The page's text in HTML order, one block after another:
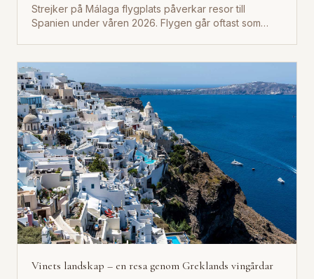
Strejker på Málaga flygplats påverkar resor till
Spanien under våren 2026. Flygen går oftast som
Vinets landskap – en resa genom Greklands vingårdar